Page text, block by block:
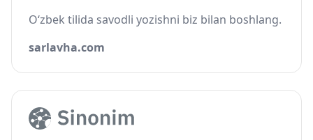
O‘zbek tilida savodli yozishni biz bilan boshlang.
sarlavha.com